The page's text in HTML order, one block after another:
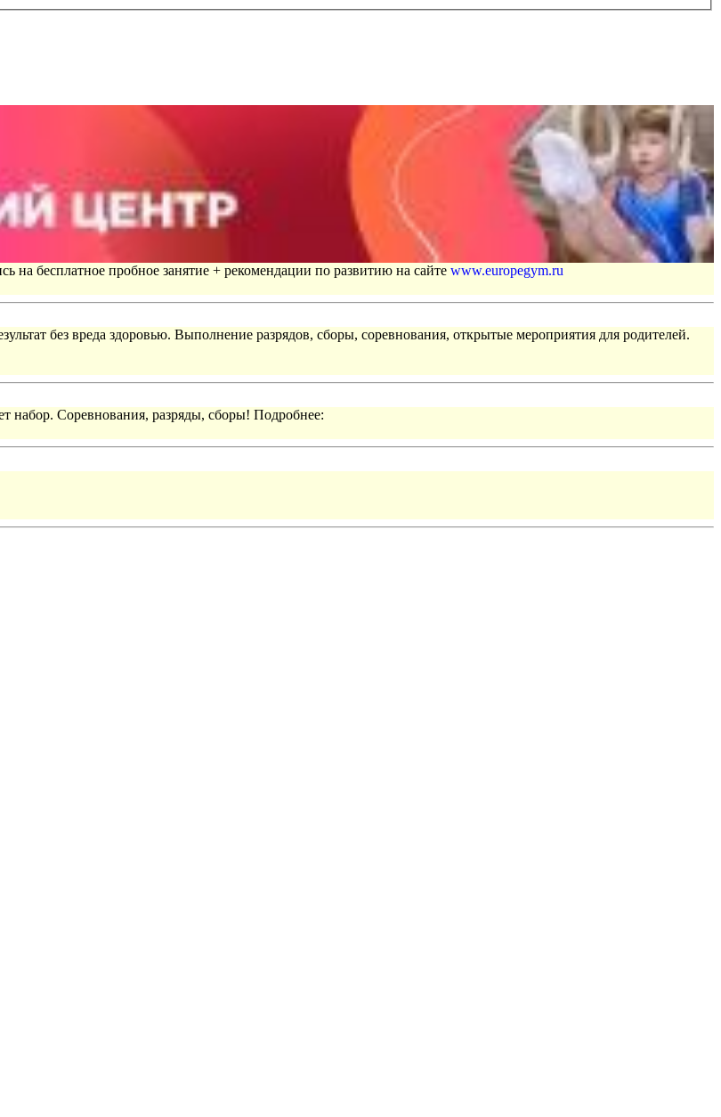
на бесплатное пробное занятие + рекомендации по развитию на сайте www.europegym.ru
без вреда здоровью. Выполнение разрядов, сборы, соревнования, открытые мероприятия для родителей.
набор. Соревнования, разряды, сборы! Подробнее: